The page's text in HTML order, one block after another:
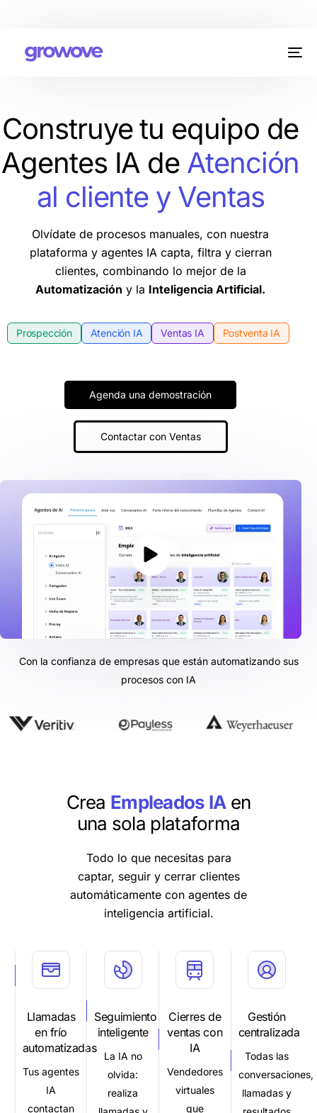
Construye tu equipo de
Agentes IA de Atención
al cliente y Ventas
Olvídate de procesos manuales, con nuestra
plataforma y agentes IA capta, filtra y cierran
clientes, combinando lo mejor de la
Automatización y la Inteligencia Artificial.
Prospección Atención IA Ventas IA Postventa IA
Agenda una demostración
Contactar con Ventas
Con la confianza de empresas que están automatizando sus
procesos con IA
Crea Empleados IA en
una sola plataforma
Todo lo que necesitas para
captar, seguir y cerrar clientes
automáticamente con agentes de
inteligencia artificial.
Llamadas
en frío
automatizadas
Tus agentes
IA
contactan
Seguimiento
inteligente
La IA no
olvida:
realiza
Cierres de
ventas con
IA
Vendedores
virtuales
que
Gestión
centralizada
Todas las
conversaciones,
llamadas y